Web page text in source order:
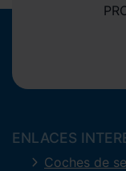
ENLACES
Coches de